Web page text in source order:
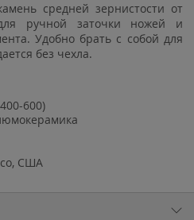
средней зернистости от
ручной заточки ножей и
Удобно брать с собой для
без чехла.
600)
США